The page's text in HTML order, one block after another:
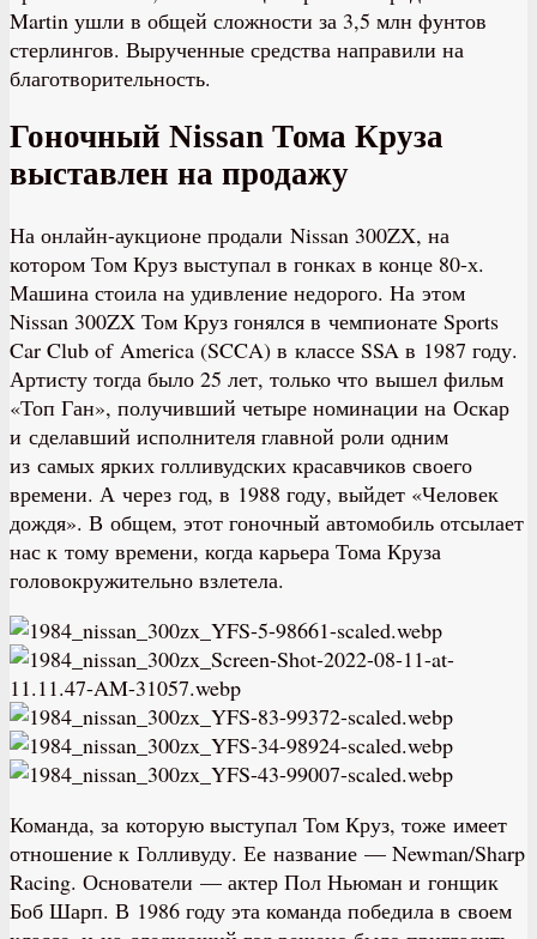
Martin ушли в общей сложности за 3,5 млн фунтов
стерлингов. Вырученные средства направили на
благотворительность.
Гоночный Nissan Тома Круза
выставлен на продажу
На онлайн-аукционе продали Nissan 300ZX, на
котором Том Круз выступал в гонках в конце 80-х.
Машина стоила на удивление недорого. На этом
Nissan 300ZX Том Круз гонялся в чемпионате Sports
Car Club of America (SCCA) в классе SSA в 1987 году.
Артисту тогда было 25 лет, только что вышел фильм
«Топ Ган», получивший четыре номинации на Оскар
и сделавший исполнителя главной роли одним
из самых ярких голливудских красавчиков своего
времени. А через год, в 1988 году, выйдет «Человек
дождя». В общем, этот гоночный автомобиль отсылает
нас к тому времени, когда карьера Тома Круза
головокружительно взлетела.
Команда, за которую выступал Том Круз, тоже имеет
отношение к Голливуду. Ее название — Newman/Sharp
Racing. Основатели — актер Пол Ньюман и гонщик
Боб Шарп. В 1986 году эта команда победила в своем